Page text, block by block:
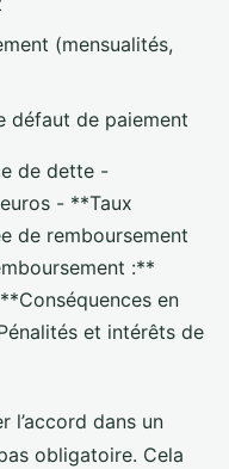
(mensualités,
défaut de paiement
de dette -
- **Taux
de remboursement
:**
en
et intérêts de
l’accord dans un
obligatoire. Cela